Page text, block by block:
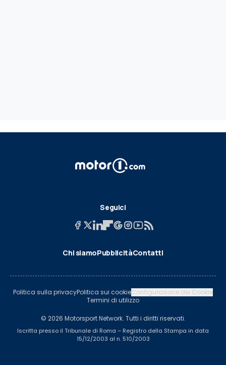
Seguici
Chi siamoPubblicitàContatti
Politica sulla privacyPolitica sui cookieConfigurazione dei Cookie
Termini di utilizzo
© 2026 Motorsport Network. Tutti i diritti riservati.
Iscritta presso il Tribunale di Roma – Registro della Stampa in data
15/12/2003 al n. 510/2003